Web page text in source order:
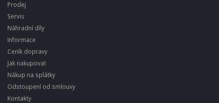
Prodej
Servis
Náhradní díly
Informace
Ceník dopravy
Jak nakupovat
Nákup na splátky
Odstoupení od smlouvy
Kontakty